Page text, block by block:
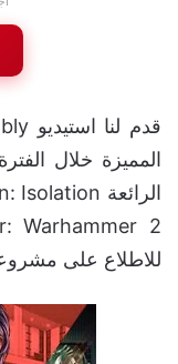
المميزة خلال
للاطلاع على